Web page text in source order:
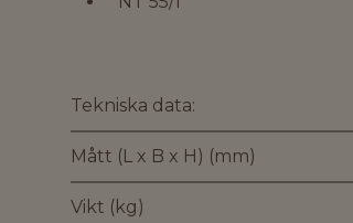
Tekniska data:
Mått (L x B x H) (mm)
Vikt (kg)